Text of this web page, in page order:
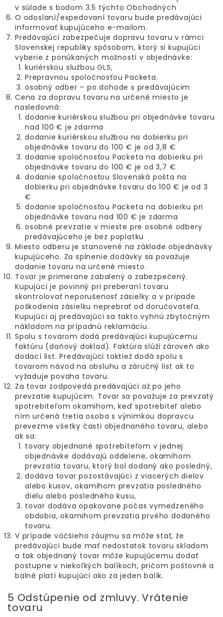
v súlade s bodom 3.5 týchto Obchodných
O odoslaní/expedovaní tovaru bude predávajúci
informovať kupujúceho e-mailom.
Predávajúci zabezpečuje dopravu tovaru v rámci
Slovenskej republiky spôsobom, ktorý si kupujúci
vyberie z ponúkaných možností v objednávke:
kuriérskou službou GLS,
Prepravnou spoločnosťou Packeta.
osobný odber – po dohode s predávajúcim
Cena za dopravu tovaru na určené miesto je
nasledovná:
dodanie kuriérskou službou pri objednávke tovaru
nad 100 € je zdarma
dodanie kuriérskou službou na dobierku pri
objednávke tovaru do 100 € je od 3,8 €
dodanie spoločnosťou Packeta na dobierku pri
objednávke tovaru do 100 € je od 3,7 €
dodanie spoločnosťou Slovenská pošta na
dobierku pri objednávke tovaru do 100 € je od 3
€
dodanie spoločnosťou Packeta na dobierku pri
objednávke tovaru nad 100 € je zdarma
osobné prevzatie v mieste pre osobné odbery
predávajúceho je bez poplatku
Miesto odberu je stanovené na základe objednávky
kupujúceho. Za splnenie dodávky sa považuje
dodanie tovaru na určené miesto.
Tovar je primerane zabalený a zabezpečený.
Kupujúci je povinný pri preberaní tovaru
skontrolovať neporušenosť zásielky a v prípade
poškodenia zásielku neprebrať od doručovateľa.
Kupujúci aj predávajúci sa takto vyhnú zbytočným
nákladom na prípadnú reklamáciu.
Spolu s tovarom dodá predávajúci kupujúcemu
faktúru (daňový doklad). Faktúra slúži zároveň ako
dodací list. Predávajúci taktiež dodá spolu s
tovarom návod na obsluhu a záručný list ak to
vyžaduje povaha tovaru.
Za tovar zodpovedá predávajúci až po jeho
prevzatie kupujúcim. Tovar sa považuje za prevzatý
spotrebiteľom okamihom, keď spotrebiteľ alebo
ním určená tretia osoba s výnimkou dopravcu
prevezme všetky časti objednaného tovaru, alebo
ak sa:
tovary objednané spotrebiteľom v jednej
objednávke dodávajú oddelene, okamihom
prevzatia tovaru, ktorý bol dodaný ako posledný,
dodáva tovar pozostávajúci z viacerých dielov
alebo kusov, okamihom prevzatia posledného
dielu alebo posledného kusu,
tovar dodáva opakovane počas vymedzeného
obdobia, okamihom prevzatia prvého dodaného
tovaru.
V prípade väčšieho záujmu sa môže stať, že
predávajúci bude mať nedostatok tovaru skladom
a tak objednaný tovar môže kupujúcemu dodať
postupne v niekoľkých balíkoch, pričom poštovné a
balné platí kupujúci ako za jeden balík.
5 Odstúpenie od zmluvy. Vrátenie
tovaru